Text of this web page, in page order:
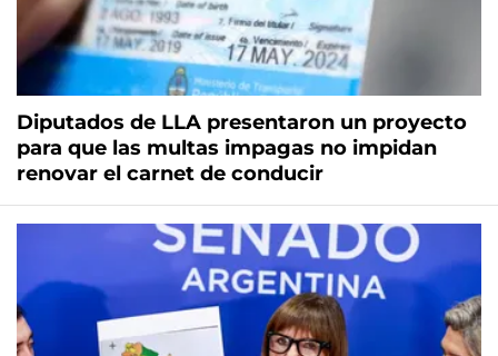
Diputados de LLA presentaron un proyecto
para que las multas impagas no impidan
renovar el carnet de conducir